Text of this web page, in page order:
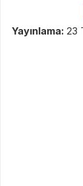
Yayınlama: 23